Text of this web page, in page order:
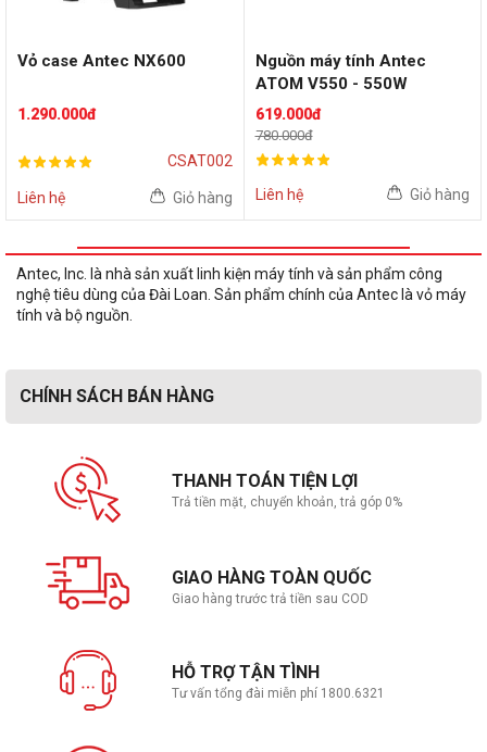
Vỏ case Antec NX600
1.290.000đ
CSAT002
Liên hệ Giỏ hàng
Nguồn máy tính Antec
ATOM V550 - 550W
619.000đ
780.000đ
Liên hệ Giỏ hàng
Antec, Inc. là nhà sản xuất linh kiện máy tính và sản phẩm công
nghệ tiêu dùng của Đài Loan. Sản phẩm chính của Antec là vỏ máy
tính và bộ nguồn.
CHÍNH SÁCH BÁN HÀNG
THANH TOÁN TIỆN LỢI
Trả tiền mặt, chuyển khoản, trả góp 0%
GIAO HÀNG TOÀN QUỐC
Giao hàng trước trả tiền sau COD
HỖ TRỢ TẬN TÌNH
Tư vấn tổng đài miễn phí 1800.6321